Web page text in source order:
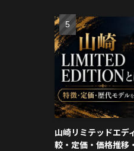
山崎リミテッドエデ
較・定価・価格推移